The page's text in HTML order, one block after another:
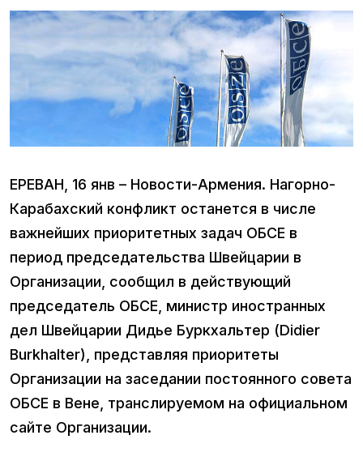
ЕРЕВАН, 16 янв – Новости-Армения. Нагорно-
Карабахский конфликт останется в числе
важнейших приоритетных задач ОБСЕ в
период председательства Швейцарии в
Организации, сообщил в действующий
председатель ОБСЕ, министр иностранных
дел Швейцарии Дидье Буркхальтер (Didier
Burkhalter), представляя приоритеты
Организации на заседании постоянного совета
ОБСЕ в Вене, транслируемом на официальном
сайте Организации.